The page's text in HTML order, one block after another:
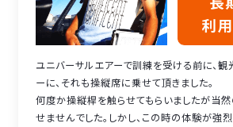
ユニバーサルエアーで訓練を受ける前に、観
ーに、それも操縦席に乗せて頂きました。
何度か操縦桿を触らせてもらいましたが当
せませんでした。しかし、この時の体験が強